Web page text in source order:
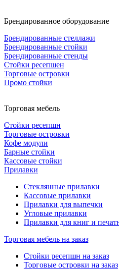
Брендированное оборудование
Брендированные стеллажи
Брендированные стойки
Брендированные стенды
Стойки ресепшен
Торговые островки
Промо стойки
Торговая мебель
Стойки ресепшн
Торговые островки
Кофе модули
Барные стойки
Кассовые стойки
Прилавки
Стеклянные прилавки
Кассовые прилавки
Прилавки для выпечки
Угловые прилавки
Прилавки для книг и
Торговая мебель на заказ
Стойки ресепшн на заказ
Торговые островки на заказ